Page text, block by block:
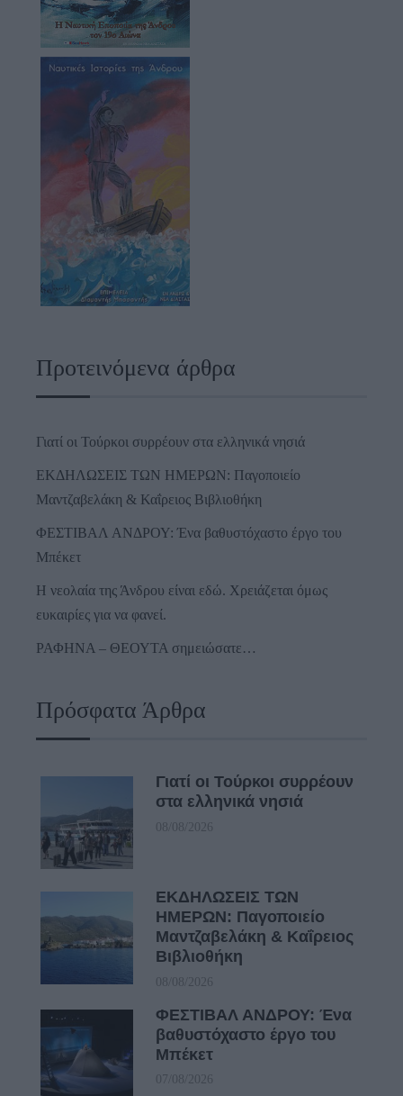
Προτεινόμενα άρθρα
Γιατί οι Τούρκοι συρρέουν στα ελληνικά νησιά
ΕΚΔΗΛΩΣΕΙΣ ΤΩΝ ΗΜΕΡΩΝ: Παγοποιείο
Μαντζαβελάκη & Καΐρειος Βιβλιοθήκη
ΦΕΣΤΙΒΑΛ ΑΝΔΡΟΥ: Ένα βαθυστόχαστο έργο του
Μπέκετ
Η νεολαία της Άνδρου είναι εδώ. Χρειάζεται όμως
ευκαιρίες για να φανεί.
ΡΑΦΗΝΑ – ΘΕΟΥΤΑ σημειώσατε…
Πρόσφατα Άρθρα
Γιατί οι Τούρκοι συρρέουν
στα ελληνικά νησιά
08/08/2026
ΕΚΔΗΛΩΣΕΙΣ ΤΩΝ
ΗΜΕΡΩΝ: Παγοποιείο
Μαντζαβελάκη & Καΐρειος
Βιβλιοθήκη
08/08/2026
ΦΕΣΤΙΒΑΛ ΑΝΔΡΟΥ: Ένα
βαθυστόχαστο έργο του
Μπέκετ
07/08/2026